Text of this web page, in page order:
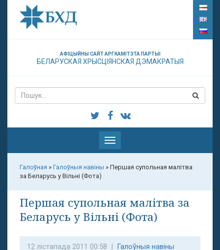
АФІЦЫЙНЫ САЙТ АРГКАМІТЭТА ПАРТЫІ
БЕЛАРУСКАЯ ХРЫСЦІЯНСКАЯ ДЭМАКРАТЫЯ
Паказаць
меню
Галоўная » Галоўныя навіны » Першая супольная малітва
за Беларусь у Вільні (Фота)
Першая супольная малітва за
Беларусь у Вільні (Фота)
12 лістапада 2011 00:58 | Галоўныя навіны